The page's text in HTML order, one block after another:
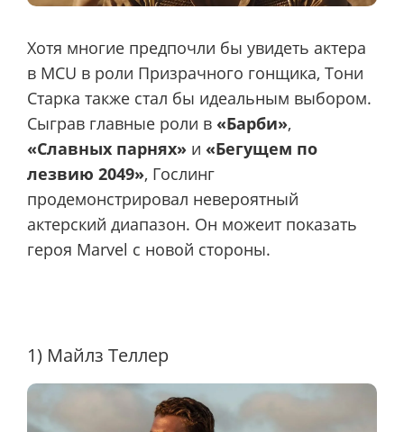
Хотя многие предпочли бы увидеть актера
в MCU в роли Призрачного гонщика, Тони
Старка также стал бы идеальным выбором.
Сыграв главные роли в «Барби»,
«Славных парнях» и «Бегущем по
лезвию 2049», Гослинг
продемонстрировал невероятный
актерский диапазон. Он можеит показать
героя Marvel с новой стороны.
1) Майлз Теллер